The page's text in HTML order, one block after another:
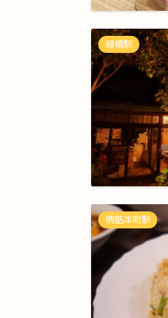
緑橋駅
堺筋本町駅